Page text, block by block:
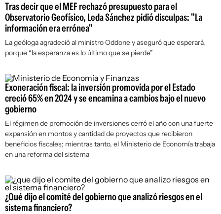
Tras decir que el MEF rechazó presupuesto para el
Observatorio Geofísico, Leda Sánchez pidió disculpas: "La
información era errónea"
La geóloga agradeció al ministro Oddone y aseguró que esperará,
porque “la esperanza es lo último que se pierde”
Exoneración fiscal: la inversión promovida por el Estado
creció 65% en 2024 y se encamina a cambios bajo el nuevo
gobierno
El régimen de promoción de inversiones cerró el año con una fuerte
expansión en montos y cantidad de proyectos que recibieron
beneficios fiscales; mientras tanto, el Ministerio de Economía trabaja
en una reforma del sistema
¿Qué dijo el comité del gobierno que analizó riesgos en el
sistema financiero?